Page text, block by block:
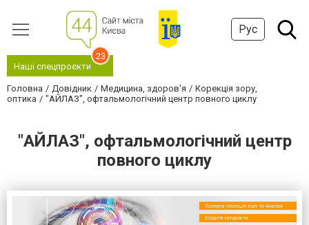
Рус
Наші спецпроєкти
23
Головна Довідник Медицина, здоров'я
Корекція зору,
оптика
"АЙЛАЗ", офтальмологічний центр повного циклу
"АЙЛАЗ", офтальмологічний центр
повного циклу